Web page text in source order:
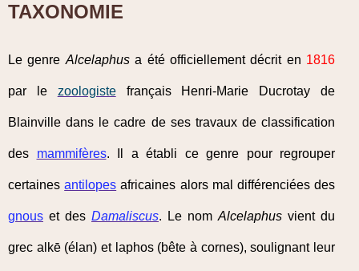
TAXONOMIE
Le genre Alcelaphusa été officiellement décrit en 1816
par le zoologistefrançais Henri-Marie Ducrotay de
Blainville dans le cadre de ses travaux de classification
des mammifères. Il a établi ce genre pour regrouper
certainesantilopes africaines alors mal différenciées des
gnous et des Damaliscus. Le nom Alcelaphus vient du
grec alkē (élan) et laphos (bête à cornes), soulignant leur